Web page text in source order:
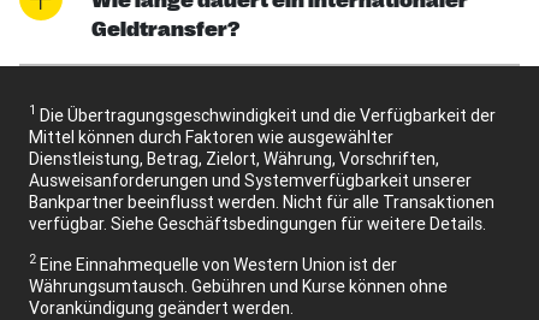
Geldtransfer?
1 Die Übertragungsgeschwindigkeit und die Verfügbarkeit der
Mittel können durch Faktoren wie ausgewählter
Dienstleistung, Betrag, Zielort, Währung, Vorschriften,
Ausweisanforderungen und Systemverfügbarkeit unserer
Bankpartner beeinflusst werden. Nicht für alle Transaktionen
verfügbar. Siehe Geschäftsbedingungen für weitere Details.
2 Eine Einnahmequelle von Western Union ist der
Währungsumtausch. Gebühren und Kurse können ohne
Vorankündigung geändert werden.